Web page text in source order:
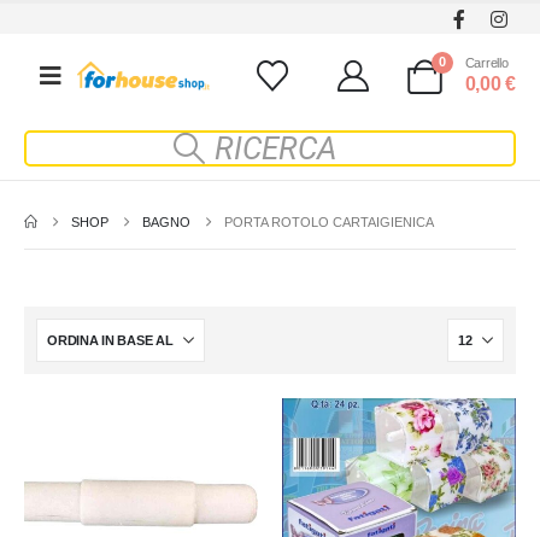
0 Carrello
0,00€
SHOP BAGNO PORTA ROTOLO CARTAIGIENICA